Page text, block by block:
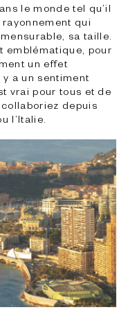
le monde tel qu’il
rayonnement qui
sa taille.
emblématique, pour
un effet
a un sentiment
vrai pour tous et de
depuis
l’Italie.